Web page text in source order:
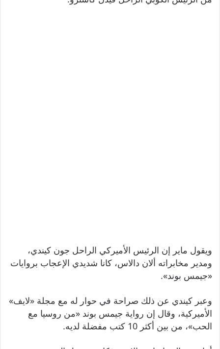
ويقول ماير إن الرئيس الأميركي الراحل جون كيندي،
ومدير مخابراته ألان دالاس، كانا شديدي الإعجاب بروايات
«جيمس بوند».
وعبر كيندي عن ذلك صراحة في حوار له مع مجلة «لايف»
الأميركية، وقال إن رواية جيمس بوند «من روسيا مع
الحب»، من بين أكثر 10 كتب مفضلة لديه.